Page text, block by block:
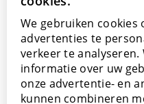
Onze showroom
Onze verkooppunten
We gebruiken cookies
advertenties te
verkeer te analyseren.
informatie over uw
onze advertentie- en
kunnen combineren